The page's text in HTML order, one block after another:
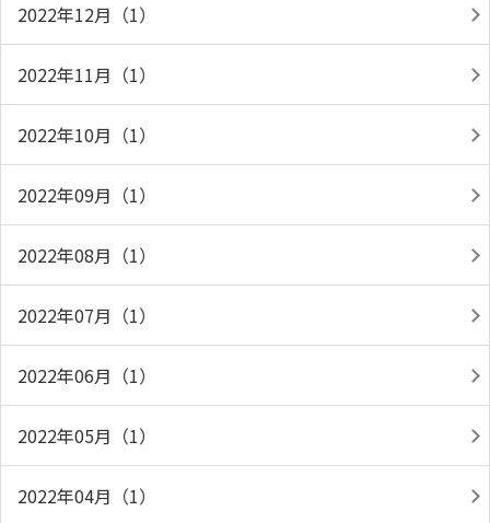
2022年12月（1）
2022年11月（1）
2022年10月（1）
2022年09月（1）
2022年08月（1）
2022年07月（1）
2022年06月（1）
2022年05月（1）
2022年04月（1）